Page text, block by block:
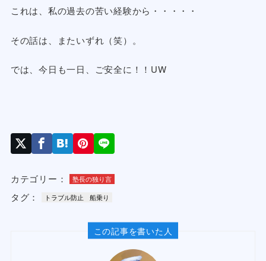
これは、私の過去の苦い経験から・・・・・
その話は、またいずれ（笑）。
では、今日も一日、ご安全に！！UW
カテゴリー： 塾長の独り言
タグ： トラブル防止 船乗り
この記事を書いた人